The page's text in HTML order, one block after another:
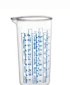
Giorno